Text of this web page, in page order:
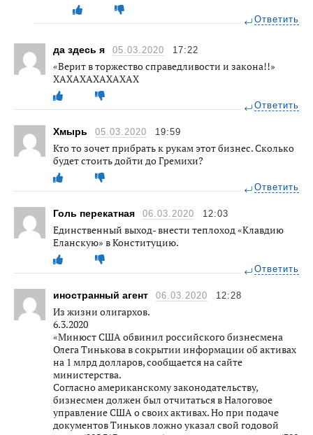
Ответить
да здесь я 05.03.2020 17:22
«Верит в торжество справедливости и закона!!»
ХАХАХАХАХАХАХ
Ответить
Хмырь 05.03.2020 19:59
Кто то зочет прибрать к рукам этот бизнес. Сколько
будет стоить дойти до Гремихи?
Ответить
Голь перекатная 06.03.2020 12:03
Единственный выход- внести теплоход «Клавдию
Еланскую» в Конституцию.
Ответить
иностранный агент 06.03.2020 12:28
Из жизни олигархов.
6.3.2020
«Минюст США обвинил российского бизнесмена
Олега Тинькова в сокрытии информации об активах
на 1 млрд долларов, сообщается на сайте
министерства.
Согласно американскому законодательству,
бизнесмен должен был отчитаться в Налоговое
управление США о своих активах. Но при подаче
документов Тиньков ложно указал свой годовой